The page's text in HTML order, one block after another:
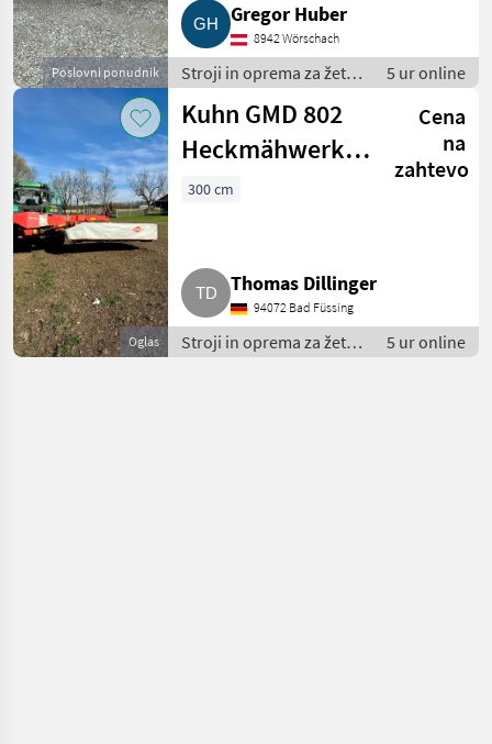
Poslovni ponudnik
Gregor Huber
8942 Wörschach
Stroji in oprema za žetev
in spravilo / Drugi stroji
in oprema za žetev in
spravilo
5 ur online
Oglas
Kuhn GMD 802
Heckmähwerk,
Mähwerk Claas,
Cena
na
zahtevo
300 cm
Thomas Dillinger
94072 Bad Füssing
Stroji in oprema za žetev
in spravilo / Kosilnica
5 ur online